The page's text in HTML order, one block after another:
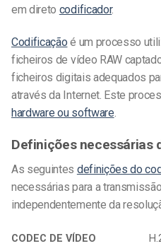
em direto codificador.
Codificação é um processo
ficheiros de vídeo RAW
ficheiros digitais adequados
através da Internet. Este
hardware ou software.
Definições necessárias
As seguintes definições do
necessárias para a
independentemente da
CODEC DE VÍDEO